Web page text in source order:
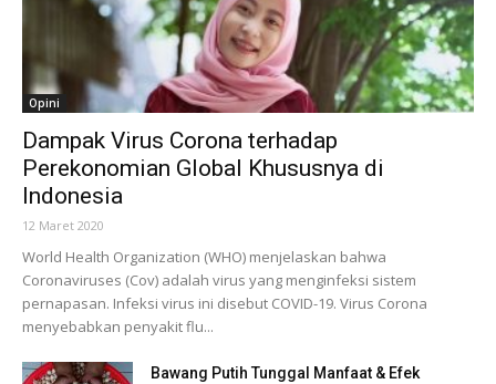
Opini
Dampak Virus Corona terhadap
Perekonomian Global Khususnya di
Indonesia
12 Maret 2020
World Health Organization (WHO) menjelaskan bahwa
Coronaviruses (Cov) adalah virus yang menginfeksi sistem
pernapasan. Infeksi virus ini disebut COVID-19. Virus Corona
menyebabkan penyakit flu...
Bawang Putih Tunggal Manfaat & Efek